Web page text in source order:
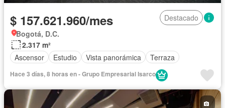
$ 157.621.960/mes
Destacado
Bogotá, D.C.
2.317 m²
Ascensor
Estudio Vista panorámica Terraza
Hace 3 días, 8 horas en - Grupo Empresarial Isarco